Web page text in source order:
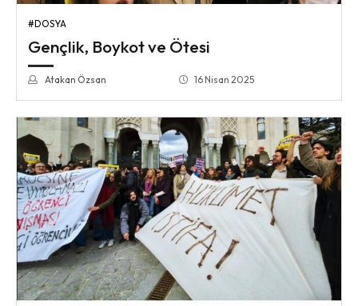
#DOSYA
Gençlik, Boykot ve Ötesi
Atakan Özsan 16 Nisan 2025